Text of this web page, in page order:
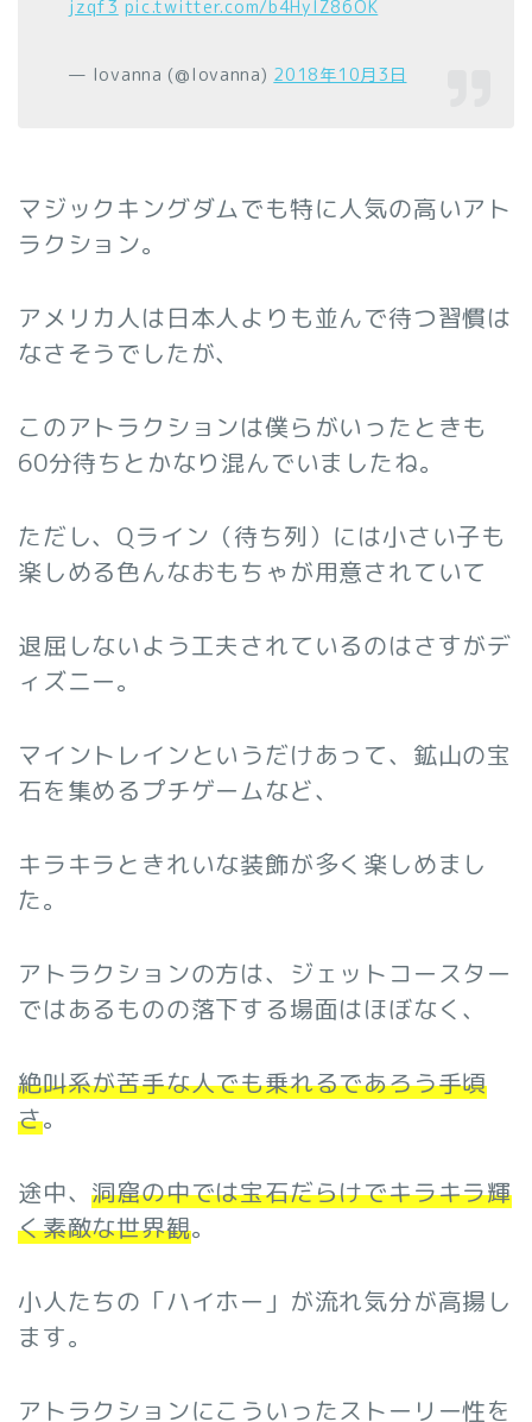
jzqf3 pic.twitter.com/b4HylZ86OK
— lovanna (@lovanna) 2018年10月3日
マジックキングダムでも特に人気の高いアト
ラクション。
アメリカ人は日本人よりも並んで待つ習慣は
なさそうでしたが、
このアトラクションは僕らがいったときも
60分待ちとかなり混んでいましたね。
ただし、Qライン（待ち列）には小さい子も
楽しめる色んなおもちゃが用意されていて
退屈しないよう工夫されているのはさすがデ
ィズニー。
マイントレインというだけあって、鉱山の宝
石を集めるプチゲームなど、
キラキラときれいな装飾が多く楽しめまし
た。
アトラクションの方は、ジェットコースター
ではあるものの落下する場面はほぼなく、
絶叫系が苦手な人でも乗れるであろう手頃
さ。
途中、洞窟の中では宝石だらけでキラキラ輝
く素敵な世界観。
小人たちの「ハイホー」が流れ気分が高揚し
ます。
アトラクションにこういったストーリー性を